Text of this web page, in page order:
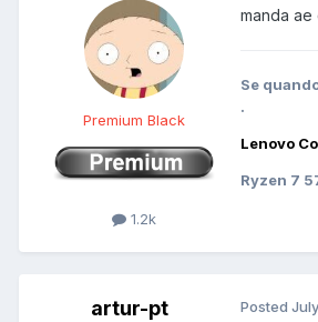
Premium Black
1.2k
manda ae
Se
.
Lenovo
Ryzen 7
artur-pt Posted